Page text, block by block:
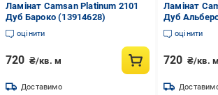
Ламінат Camsan Platinum 2101
Дуб Бароко (13914628)
оцінити
720 ₴/кв. м
Доставимо
Ламінат
Дуб
оцінити
720 ₴/кв. м